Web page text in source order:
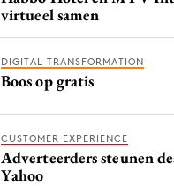
virtueel samen
DIGITAL TRANSFORMATION
Boos op gratis
CUSTOMER EXPERIENCE
Adverteerders steunen
Yahoo